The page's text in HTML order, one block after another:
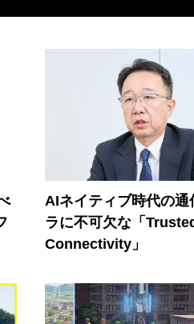
AIネイティブ時代の通
ラに不可欠な「
Connectivity」